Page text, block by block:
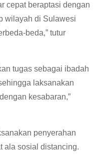
cepat beraptasi dengan
wilayah di Sulawesi
beda,” tutur
tugas sebagai ibadah
laksanakan
kesabaran,”
penyerahan
ala sosial distancing.